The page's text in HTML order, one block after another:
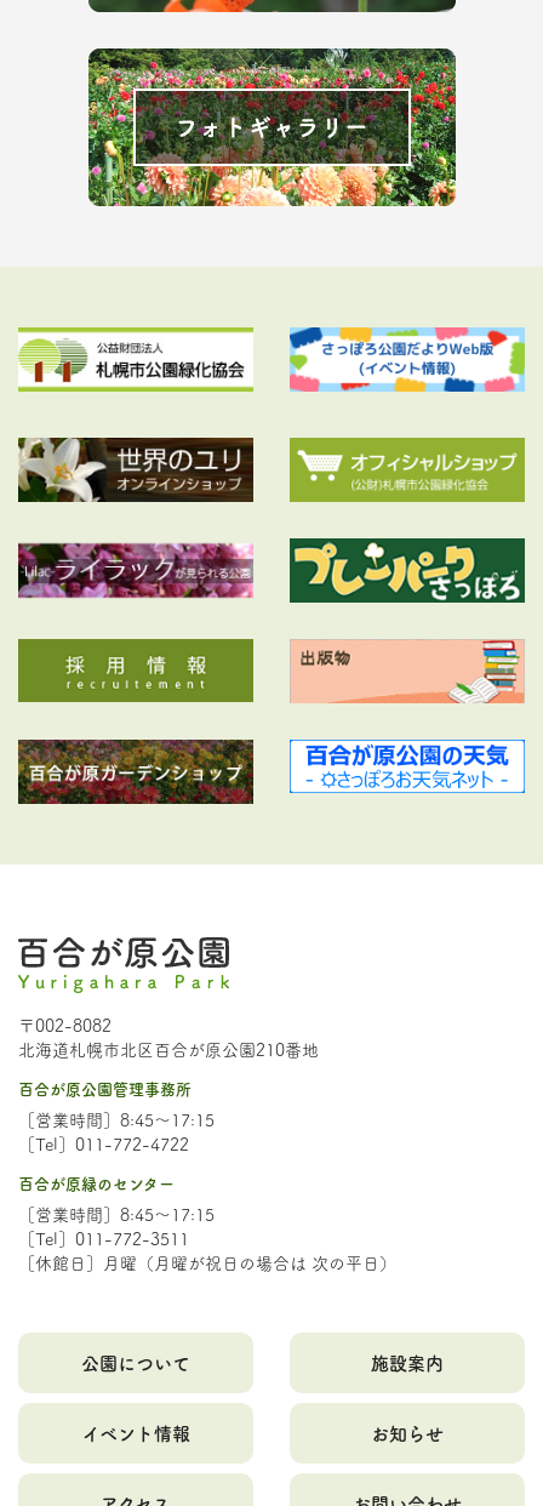
〒002-8082
北海道札幌市北区百合が原公園210番地
百合が原公園管理事務所
［営業時間］8:45～17:15
［Tel］011-772-4722
百合が原緑のセンター
［営業時間］8:45～17:15
［Tel］011-772-3511
［休館日］月曜（月曜が祝日の場合は 次の平日）
公園について 施設案内
イベント情報 お知らせ